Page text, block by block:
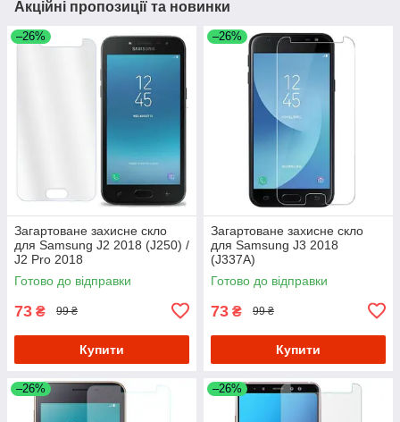
Акційні пропозиції та новинки
–26%
Загартоване захисне скло
для Samsung J2 2018 (J250) /
J2 Pro 2018
Готово до відправки
73 ₴ 99 ₴
Купити
–26%
Загартоване захисне скло
для Samsung J3 2018
(J337A)
Готово до відправки
73 ₴ 99 ₴
Купити
–26% –26%